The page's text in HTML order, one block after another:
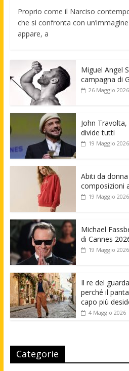
Proprio come il Narciso
che si confronta con
appare, a
Miguel Angel
campagna di
26 Maggio 2026
John
divide tutti
19 Maggio 2026
Abiti da
composizioni
19 Maggio 2026
Michael
di Cannes
19 Maggio 2026
Il re del
perché il
capo più
4 Maggio 2026
Categorie